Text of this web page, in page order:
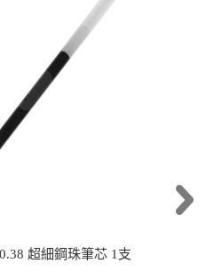
超細鋼珠筆芯 1支